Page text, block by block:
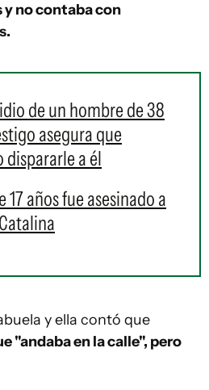
y no contaba con
de un hombre de 38
asegura que
a él
17 años fue asesinado a
y ella contó que
"andaba en la calle", pero